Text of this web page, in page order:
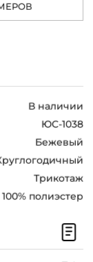
В наличии
ЮС-1038
Бежевый
Трикотаж
100% полиэстер